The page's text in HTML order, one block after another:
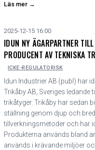
Läs mer →
2025-12-15 16:00
IDUN NY ÄGARPARTNER
PRODUCENT AV TEKNISKA
ICKE-REGULATORISK
Idun Industrier AB (publ) har
Trikåby AB, Sveriges ledande
trikåtyger. Trikåby har sedan
ställning genom djup och
tillverkningsmetoder och har
Produkterna används bland
används i krävande miljöer